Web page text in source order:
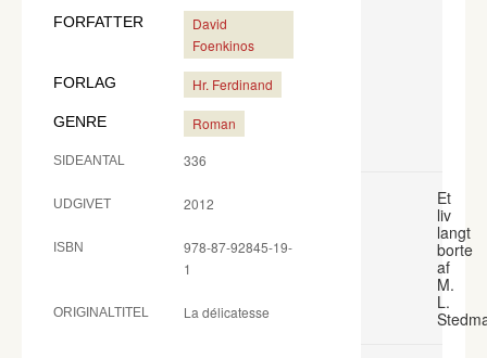
FORFATTER
David
Foenkinos
FORLAG Hr. Ferdinand
GENRE Roman
SIDEANTAL 336
UDGIVET 2012
ISBN
978-87-92845-19-
1
ORIGINALTITEL La délicatesse
Et
liv
langt
borte
af
M.
L.